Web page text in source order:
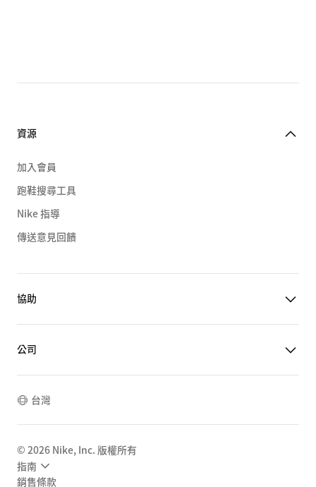
資源
加入會員
跑鞋搜尋工具
Nike 指導
傳送意見回饋
協助
公司
台灣
© 2026 Nike, Inc. 版權所有
指南
銷售條款